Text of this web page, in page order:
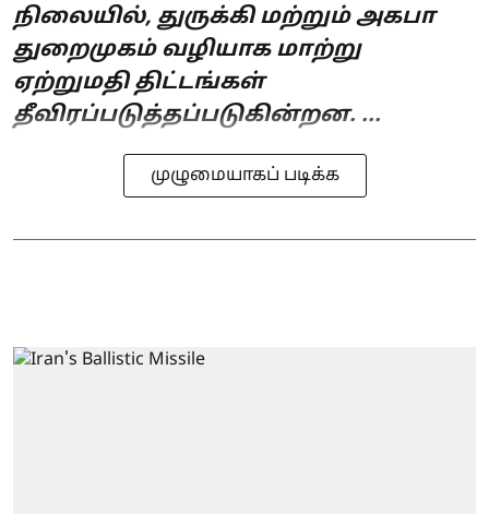
நிலையில், துருக்கி மற்றும் அகபா
துறைமுகம் வழியாக மாற்று
ஏற்றுமதி திட்டங்கள்
தீவிரப்படுத்தப்படுகின்றன. ...
முழுமையாகப் படிக்க